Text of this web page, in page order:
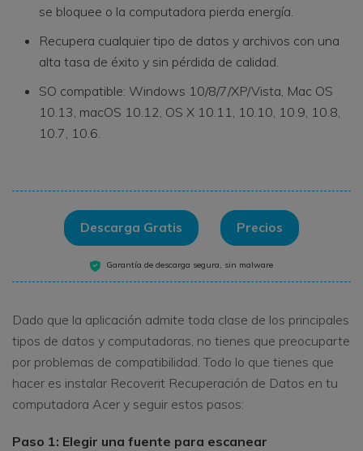
se bloquee o la computadora pierda energía.
Recupera cualquier tipo de datos y archivos con una
alta tasa de éxito y sin pérdida de calidad.
SO compatible: Windows 10/8/7/XP/Vista, Mac OS
10.13, macOS 10.12, OS X 10.11, 10.10, 10.9, 10.8,
10.7, 10.6.
Descarga Gratis Precios
Garantía de descarga segura, sin malware
Dado que la aplicación admite toda clase de los principales
tipos de datos y computadoras, no tienes que preocuparte
por problemas de compatibilidad. Todo lo que tienes que
hacer es instalar Recoverit Recuperación de Datos en tu
computadora Acer y seguir estos pasos:
Paso 1: Elegir una fuente para escanear